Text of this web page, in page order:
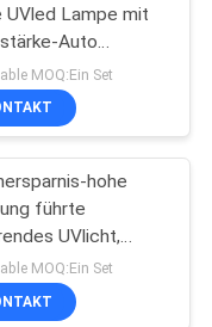
UVled Lampe mit
Auto
justieren
MOQ:Ein Set
hohe
führte
UVlicht,
750W LED
Drucker
MOQ:Ein Set